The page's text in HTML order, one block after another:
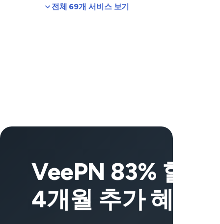
전체 69개 서비스 보기
VeePN 83% 할인
4개월 추가 혜택